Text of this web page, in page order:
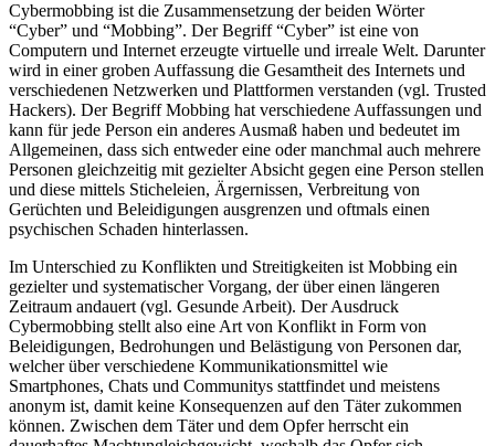
Cybermobbing ist die Zusammensetzung der beiden Wörter
“Cyber” und “Mobbing”. Der Begriff “Cyber” ist eine von
Computern und Internet erzeugte virtuelle und irreale Welt. Darunter
wird in einer groben Auffassung die Gesamtheit des Internets und
verschiedenen Netzwerken und Plattformen verstanden (vgl. Trusted
Hackers). Der Begriff Mobbing hat verschiedene Auffassungen und
kann für jede Person ein anderes Ausmaß haben und bedeutet im
Allgemeinen, dass sich entweder eine oder manchmal auch mehrere
Personen gleichzeitig mit gezielter Absicht gegen eine Person stellen
und diese mittels Sticheleien, Ärgernissen, Verbreitung von
Gerüchten und Beleidigungen ausgrenzen und oftmals einen
psychischen Schaden hinterlassen.
Im Unterschied zu Konflikten und Streitigkeiten ist Mobbing ein
gezielter und systematischer Vorgang, der über einen längeren
Zeitraum andauert (vgl. Gesunde Arbeit). Der Ausdruck
Cybermobbing stellt also eine Art von Konflikt in Form von
Beleidigungen, Bedrohungen und Belästigung von Personen dar,
welcher über verschiedene Kommunikationsmittel wie
Smartphones, Chats und Communitys stattfindet und meistens
anonym ist, damit keine Konsequenzen auf den Täter zukommen
können. Zwischen dem Täter und dem Opfer herrscht ein